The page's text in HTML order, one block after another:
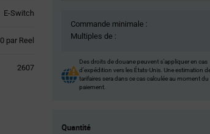
E-Switch
par Reel
2607
Commande minimale :
Multiples de :
Des droits de douane peuvent s’appliquer en cas
d’expédition vers les États-Unis. Une estimation
tarifaires sera dans ce cas calculée au moment du
paiement.
Quantité